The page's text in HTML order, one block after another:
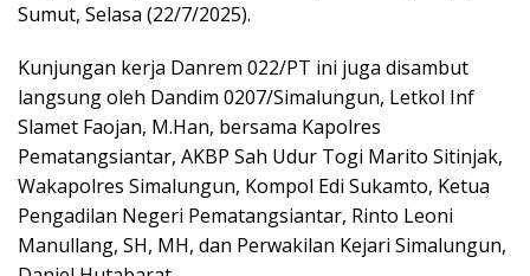
Sumut, Selasa (22/7/2025).
Kunjungan kerja Danrem 022/PT ini juga disambut
langsung oleh Dandim 0207/Simalungun, Letkol Inf
Slamet Faojan, M.Han, bersama Kapolres
Pematangsiantar, AKBP Sah Udur Togi Marito Sitinjak,
Wakapolres Simalungun, Kompol Edi Sukamto, Ketua
Pengadilan Negeri Pematangsiantar, Rinto Leoni
Manullang, SH, MH, dan Perwakilan Kejari Simalungun,